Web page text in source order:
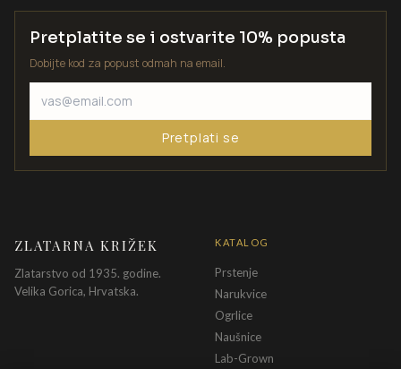
Pretplatite se i ostvarite 10% popusta
Dobijte kod za popust odmah na email.
Pretplati se
ZLATARNA KRIŽEK
Zlatarstvo od 1935. godine.
Velika Gorica, Hrvatska.
KATALOG
Prstenje
Narukvice
Ogrlice
Naušnice
Lab-Grown